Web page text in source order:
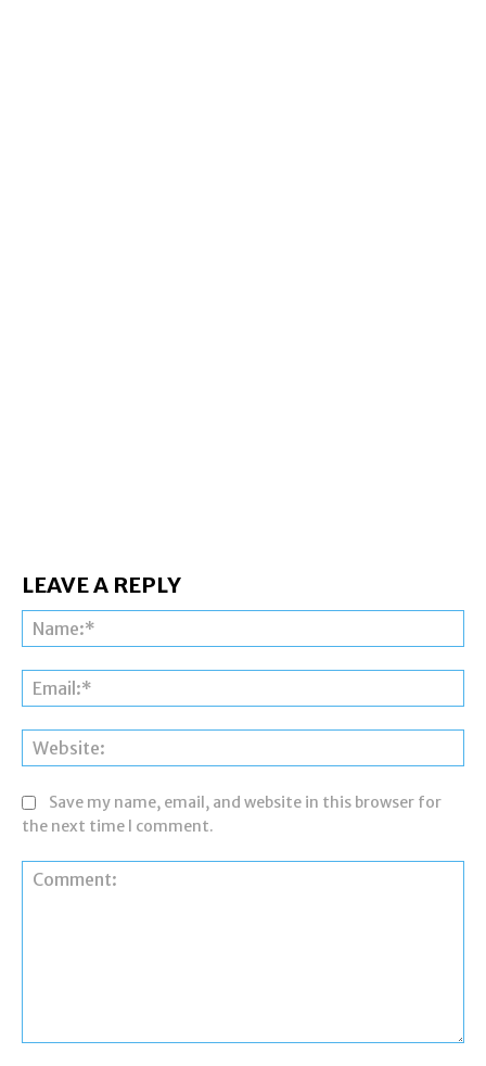
LEAVE A REPLY
Save my name, email, and website in this browser for
the next time I comment.